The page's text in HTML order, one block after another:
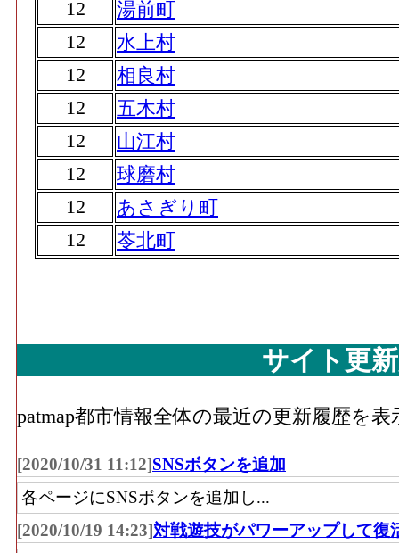
12
湯前町
12
水上村
12
相良村
12
五木村
12
山江村
12
球磨村
12
あさぎり町
12
苓北町
サイト更
patmap都市情報全体の最近の更新履歴を表
[2020/10/31 11:12]SNSボタンを追加
各ページにSNSボタンを追加し...
[2020/10/19 14:23]対戦遊技がパワーアップして復